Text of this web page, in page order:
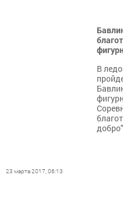
В
23 марта 2017, 06:13